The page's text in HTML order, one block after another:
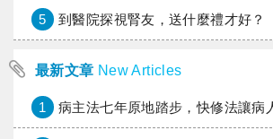
5 到醫院探視腎友，送什麼禮才好？
最新文章 New Articles
1 病主法七年原地踏步，快修法讓病